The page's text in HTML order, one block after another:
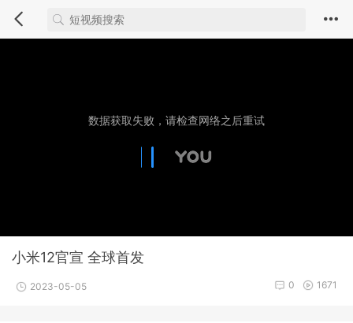
小米12官宣 全球首发
2023-05-05 1671
0